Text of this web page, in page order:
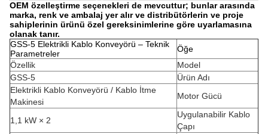
OEM özelleştirme seçenekleri de mevcuttur; bunlar arasında
marka, renk ve ambalaj yer alır ve distribütörlerin ve proje
sahiplerinin ürünü özel gereksinimlerine göre uyarlamasına
olanak tanır.
GSS-5 Elektrikli Kablo Konveyörü – Teknik
Parametreler
Öğe
Özellik
Model
GSS-5
Ürün Adı
Elektrikli Kablo Konveyörü / Kablo İtme
Makinesi
Motor Gücü
1,1 kW × 2
Uygulanabilir Kablo
Çapı